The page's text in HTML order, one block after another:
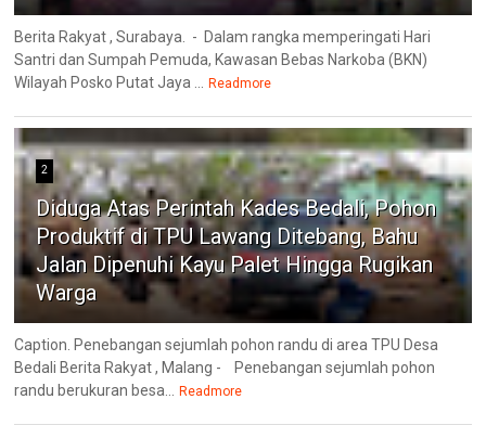
Berita Rakyat , Surabaya. - Dalam rangka memperingati Hari
Santri dan Sumpah Pemuda, Kawasan Bebas Narkoba (BKN)
Wilayah Posko Putat Jaya ... Readmore
2
Diduga Atas Perintah Kades Bedali, Pohon
Produktif di TPU Lawang Ditebang, Bahu
Jalan Dipenuhi Kayu Palet Hingga Rugikan
Warga
Caption. Penebangan sejumlah pohon randu di area TPU Desa
Bedali Berita Rakyat , Malang - Penebangan sejumlah pohon
randu berukuran besa... Readmore